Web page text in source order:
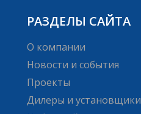
РАЗДЕЛЫ САЙТА
О компании
Новости и события
Проекты
Дилеры и установщики